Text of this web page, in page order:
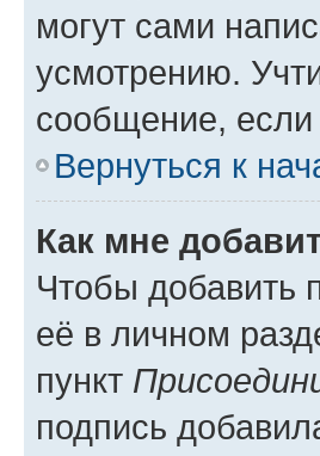
могут сами
усмотрению.
сообщение, если
Вернуться к
Как мне
Чтобы добавить
её в личном
пункт
подпись